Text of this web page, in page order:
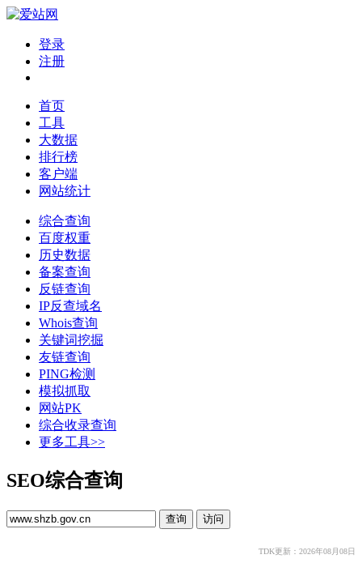
登录
注册
首页
工具
大数据
排行榜
客户端
网站统计
综合查询
百度权重
历史数据
备案查询
反链查询
IP反查域名
Whois查询
关键词挖掘
友链查询
PING检测
模拟抓取
网站PK
综合收录查询
更多工具>>
SEO综合查询
TDK更新：2026年08月08日